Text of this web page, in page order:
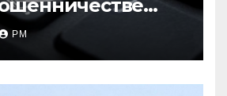
в содействие
РМ